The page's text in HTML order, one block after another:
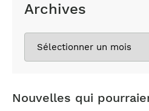
Archives
Nouvelles qui